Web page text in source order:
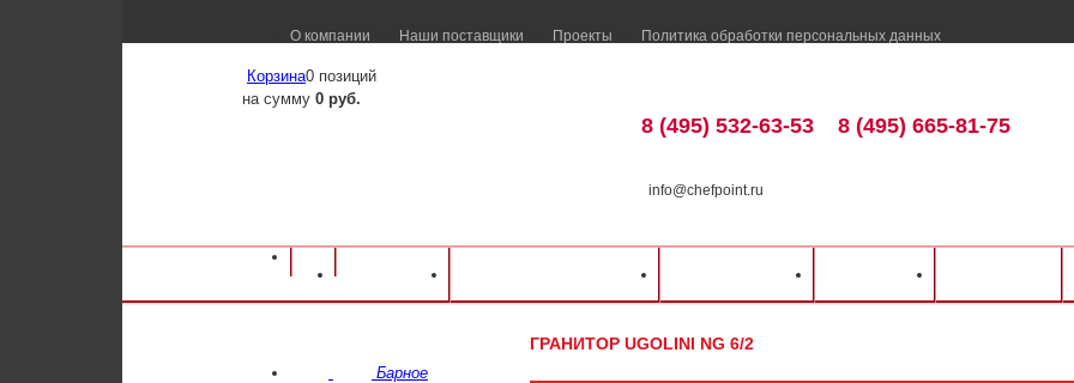
О компании Наши поставщики Проекты Политика обработки персональных данных
Корзина0 позиций
на сумму 0 руб.
8 (495) 532-63-53
info@chefpoint.ru
8 (495) 665-81-75
Оборудование для ресторанов и кафе
ГРАНИТОР UGOLINI NG 6/2
Барное